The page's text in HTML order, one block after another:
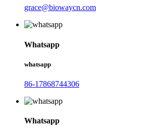
grace@biowaycn.com
Whatsapp
whatsapp
86-17868744306
Whatsapp